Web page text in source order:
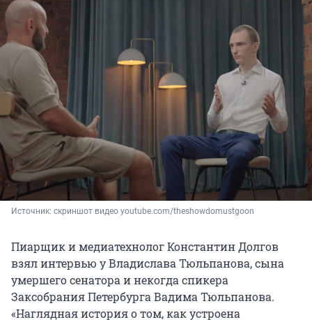
Источник: скриншот видео youtube.com/theshowdomustgoon
Пиарщик и медиатехнолог Константин Долгов
взял интервью у Владислава Тюльпанова, сына
умершего сенатора и некогда спикера
Заксобрания Петербурга Вадима Тюльпанова.
«Наглядная история о том, как устроена